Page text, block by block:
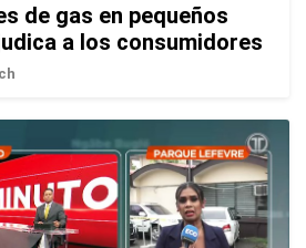
de gas en pequeños
a los consumidores